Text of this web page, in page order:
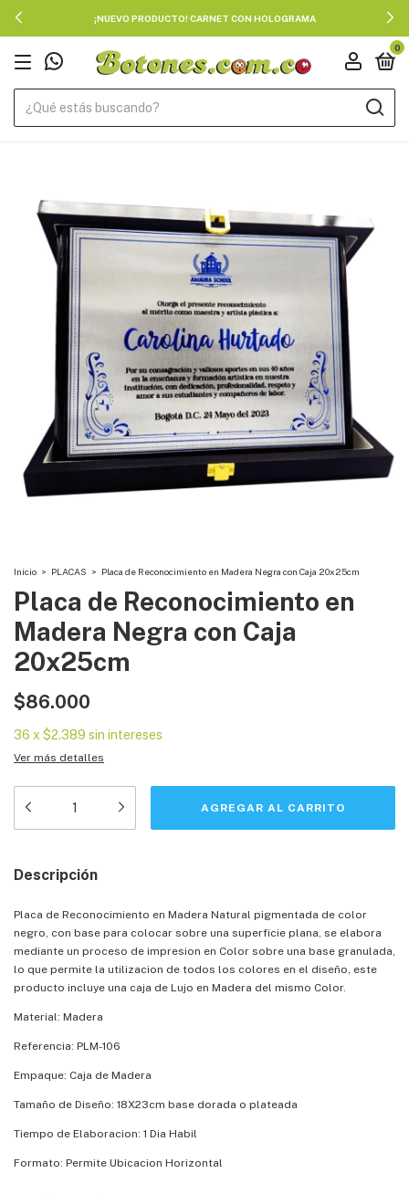
¡NUEVO PRODUCTO! CARNET CON HOLOGRAMA
0
Inicio > PLACAS > Placa de Reconocimiento en Madera Negra con Caja 20x25cm
Placa de Reconocimiento en
Madera Negra con Caja
20x25cm
$86.000
36 x $2.389 sin intereses
Ver más detalles
Descripción
Placa de Reconocimiento en Madera Natural pigmentada de color
negro, con base para colocar sobre una superficie plana, se elabora
mediante un proceso de impresion en Color sobre una base granulada,
lo que permite la utilizacion de todos los colores en el diseño, este
producto incluye una caja de Lujo en Madera del mismo Color.
Material: Madera
Referencia: PLM-106
Empaque: Caja de Madera
Tamaño de Diseño: 18X23cm base dorada o plateada
Tiempo de Elaboracion: 1 Dia Habil
Formato: Permite Ubicacion Horizontal